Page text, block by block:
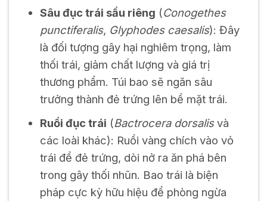
Sâu đục trái sầu riêng (Conogethes
punctiferalis, Glyphodes caesalis): Đây
là đối tượng gây hại nghiêm trọng, làm
thối trái, giảm chất lượng và giá trị
thương phẩm. Túi bao sẽ ngăn sâu
trưởng thành đẻ trứng lên bề mặt trái.
Ruồi đục trái (Bactrocera dorsalisvà
các loài khác): Ruồi vàng chích vào vỏ
trái để đẻ trứng, dòi nở ra ăn phá bên
trong gây thối nhũn. Bao trái là biện
pháp cực kỳ hữu hiệu để phòng ngừa